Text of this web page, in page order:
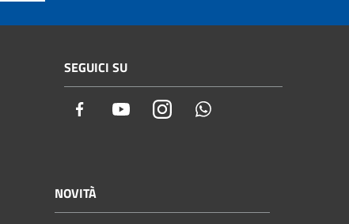
SEGUICI SU
Facebook YoutubeInstagram
NOVITÀ